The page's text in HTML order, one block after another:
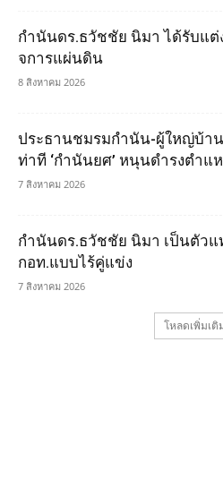
กำนันดร.ธวัชชัย นิมา ได้รับแต่
จการแผ่นดิน
8 สิงหาคม 2026
ประธานชมรมกำนัน-ผู้ใหญ่บ้า
ท่าที ‘กำนันยศ’ หนุนดำรงตำแ
7 สิงหาคม 2026
กำนันดร.ธวัชชัย นิมา เป็นตัวแ
กอท.แบบไร้คู่แข่ง
7 สิงหาคม 2026
โหลดเพิ่มเติ